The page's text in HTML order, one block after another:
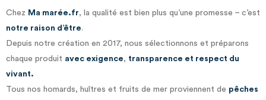
Chez Ma marée.fr, la qualité est bien plus qu’une promesse – c’est
notre raison d’être.
Depuis notre création en 2017, nous sélectionnons et préparons
chaque produit avec exigence, transparence et respect du
vivant.
Tous nos homards, huîtres et fruits de mer proviennent de pêches